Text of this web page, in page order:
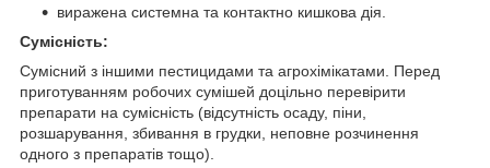
виражена системна та контактно кишкова дія.
Сумісність:
Сумісний з іншими пестицидами та агрохімікатами. Перед
приготуванням робочих сумішей доцільно перевірити
препарати на сумісність (відсутність осаду, піни,
розшарування, збивання в грудки, неповне розчинення
одного з препаратів тощо).